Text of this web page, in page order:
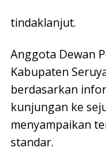
tindaklanjut.
Anggota Dewan
Kabupaten
berdasarkan
kunjungan ke
menyampaikan
standar.